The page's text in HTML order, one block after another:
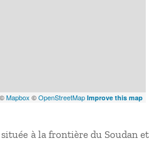
©Mapbox ©OpenStreetMap Improve this map
à la frontière du Soudan et